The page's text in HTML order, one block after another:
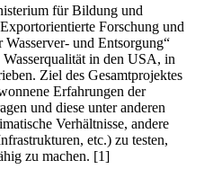
für Bildung und
Forschung und
und Entsorgung“
in den USA, in
Ziel des Gesamtprojektes
Erfahrungen der
und diese unter anderen
Verhältnisse, andere
etc.) zu testen,
zu machen. [1]